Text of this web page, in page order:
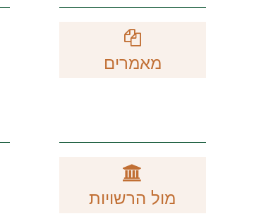
מאמרים
מול הרשויות